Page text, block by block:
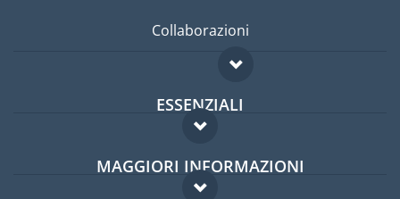
Collaborazioni
ESSENZIALI
Forum per expat
Guida per expat
MAGGIORI INFORMAZIONI
Domande frequenti